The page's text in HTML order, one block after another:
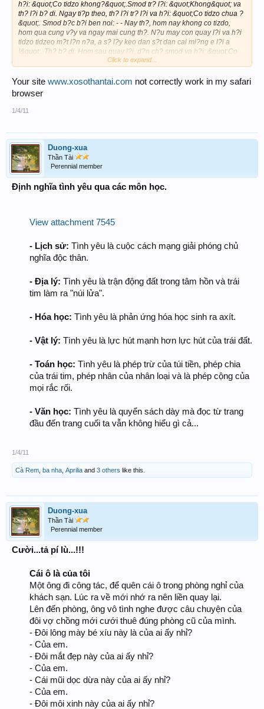
h?i: &quot;Co tidzo khong?&quot;.Smod tr? l?i: &quot;Khong&quot; va
th? l?i b? di. Ngay ti?p theo, th? l?i tr? l?i va h?i: &quot;Co tidzo chua ?
&quot;. Smod b?c b?i ben noi: - - Nay th?, hom nay khong co tizdo,
hom qua cung v?y va ngay mai cung th?. N?u may con quay l?i va h?i
tidzo tidzeo m?t l?n n?a, a s? l?y keo dan s?t dan cai mi?ng e l?i a
!&quot;. Th? b? di. Hom sau quay l?i, d?n ch? smod va h?i: &quot;Co
keo chua&quot;. smod tr? l?i: &quot;chuaaaaa&quot;. Th? b?o:
Click to expand...
Your site www.xosothantai.com not correctly work in my safari
browser
1/4/11
Duong-xua
Thần Tài
Perennial member
Định nghĩa tình yêu qua các môn học.
View attachment 7545
- Lịch sử: Tình yêu là cuộc cách mạng giải phóng chủ
nghĩa độc thân.
- Địa lý: Tình yêu là trận động đất trong tâm hồn và trái
tim làm ra "núi lửa".
- Hóa học: Tình yêu là phản ứng hóa học sinh ra axít.
- Vật lý: Tình yêu là lực hút mạnh hơn lực hút của trái đất.
- Toán học: Tình yêu là phép trừ của túi tiền, phép chia
của trái tim, phép nhân của nhân loại và là phép cộng của
mọi rắc rối.
- Văn học: Tình yêu là quyển sách dày mà đọc từ trang
đầu đến trang cuối ta vẫn không hiểu gì cả...
1/4/11
Cà Rem ba nha Aprilia and 3 others like this.
Duong-xua
Thần Tài
Perennial member
Cười...tả pí lù...!!!
Cái ô là của tôi
Một ông đi công tác, để quên cái ô trong phòng nghỉ của
khách sạn. Lúc ra về mới nhớ ra nên liền quay lại.
Lên đến phòng, ông vô tình nghe được câu chuyện của
đôi vợ chồng mới cưới thuê đúng phòng cũ của mình.
- Đôi lông mày bé xíu này là của ai ấy nhỉ?
- Của em.
- Đôi mắt đẹp này của ai ấy nhỉ?
- Của em.
- Cái mũi dọc dừa này của ai ấy nhỉ?
- Của em.
- Đôi môi xinh này của ai ấy nhỉ?